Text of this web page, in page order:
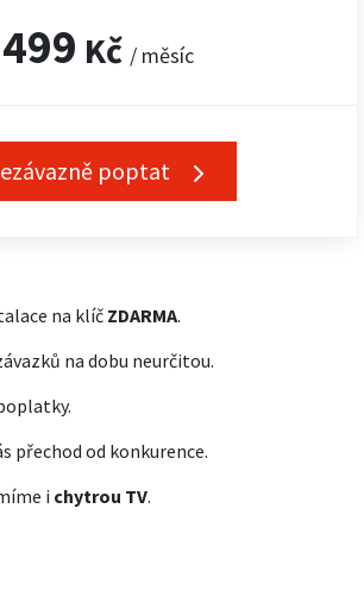
499 Kč / měsíc
poptat
na klíč ZDARMA.
na dobu neurčitou.
přechod od konkurence.
i chytrou TV.